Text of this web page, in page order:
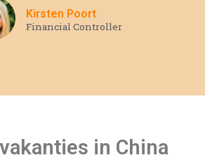
Kirsten Poort
Financial Controller
in China